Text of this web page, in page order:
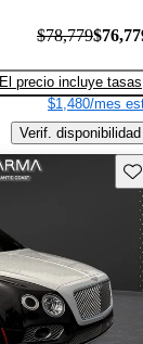
$78,779
El precio incluye tasas
$1,480/mes
Verif. disponibilidad